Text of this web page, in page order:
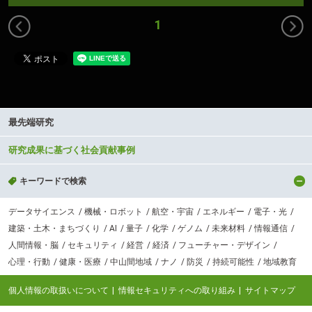
1
最先端研究
研究成果に基づく社会貢献事例
キーワードで検索
データサイエンス 機械・ロボット 航空・宇宙 エネルギー
電子・光
建築・土木・まちづくり
AI 量子 化学 ゲノム 未来材料
情報通信
人間情報・脳
セキュリティ 経営 経済
フューチャー・デザイン
心理・行動
健康・医療 中山間地域 ナノ 防災 持続可能性 地域教育
個人情報の取扱いについて 情報セキュリティへの取り組み サイトマップ